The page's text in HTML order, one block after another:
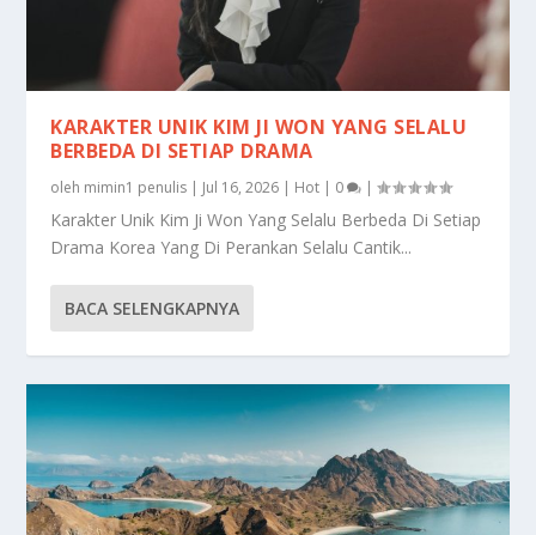
KARAKTER UNIK KIM JI WON YANG SELALU
BERBEDA DI SETIAP DRAMA
oleh mimin1 penulis | Jul 16, 2026 | Hot | 0 |
Karakter Unik Kim Ji Won Yang Selalu Berbeda Di Setiap
Drama Korea Yang Di Perankan Selalu Cantik...
BACA SELENGKAPNYA